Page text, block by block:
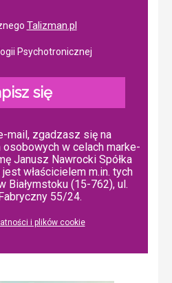
Talizman.pl
Psychotronicznej
się
mail, zgadzasz się na
osobowych w ce­lach mar­ke­
Janusz Nawrocki Spółka
właścicielem m.in. tych
Białymstoku (15-762), ul.
55/24.
i plików cookie